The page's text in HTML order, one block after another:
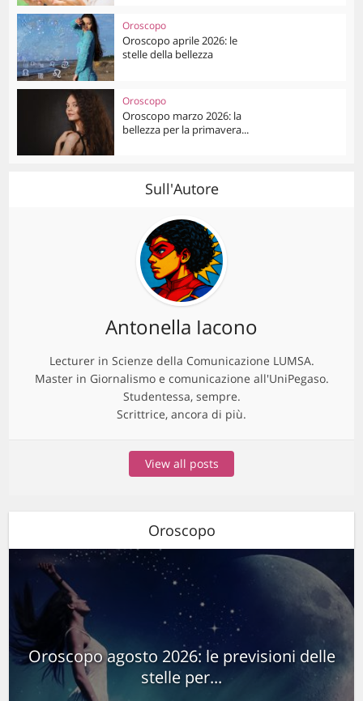
Oroscopo
Oroscopo aprile 2026: le
stelle della bellezza
Oroscopo
Oroscopo marzo 2026: la
bellezza per la primavera...
Sull'Autore
Antonella Iacono
Lecturer in Scienze della Comunicazione LUMSA.
Master in Giornalismo e comunicazione all'UniPegaso.
Studentessa, sempre.
Scrittrice, ancora di più.
View all posts
Oroscopo
Oroscopo agosto 2026: le previsioni delle
stelle per...